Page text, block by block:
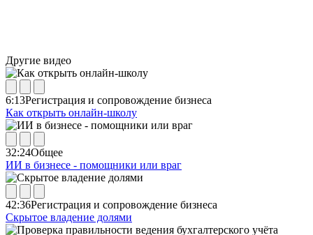
Другие видео
6:13Регистрация и сопровождение бизнеса
Как открыть онлайн-школу
32:24Общее
ИИ в бизнесе - помощники или враг
42:36Регистрация и сопровождение бизнеса
Скрытое владение долями